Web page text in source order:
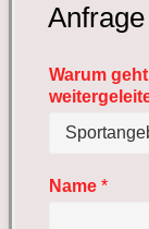
Warum
Name *